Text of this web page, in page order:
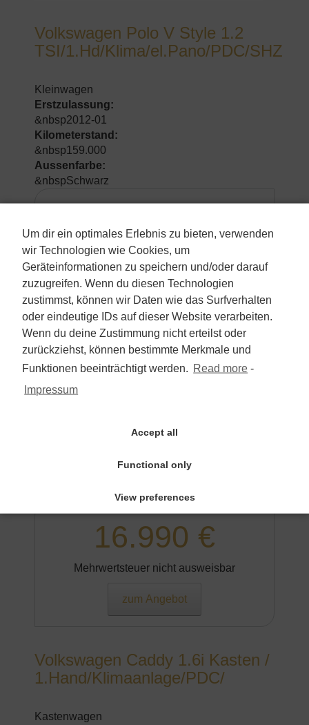
Um dir ein optimales Erlebnis zu bieten, verwenden
wir Technologien wie Cookies, um
Geräteinformationen zu speichern und/oder darauf
zuzugreifen. Wenn du diesen Technologien
zustimmst, können wir Daten wie das Surfverhalten
oder eindeutige IDs auf dieser Website verarbeiten.
Wenn du deine Zustimmung nicht erteilst oder
zurückziehst, können bestimmte Merkmale und
Funktionen beeinträchtigt werden. Read more -
Impressum
Accept all
Functional only
View preferences
Volkswagen Polo V Style 1.2
TSI/1.Hd/Klima/el.Pano/PDC/SHZ
Kleinwagen
Erstzulassung:
&nbsp2012-01
Kilometerstand:
&nbsp159.000
Aussenfarbe:
&nbspSchwarz
5.990 €
Mehrwertsteuer nicht ausweisbar
zum Angebot
Hyundai KONA 1.6 T-GDI
2WD/2.Hd/Navi/Automatik/Kam/PDC
16.990 €
Mehrwertsteuer nicht ausweisbar
zum Angebot
Volkswagen Caddy 1.6i Kasten /
1.Hand/Klimaanlage/PDC/
Kastenwagen